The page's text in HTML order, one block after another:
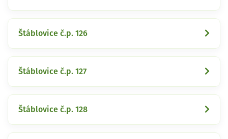
Štáblovice č.p. 126
Štáblovice č.p. 127
Štáblovice č.p. 128